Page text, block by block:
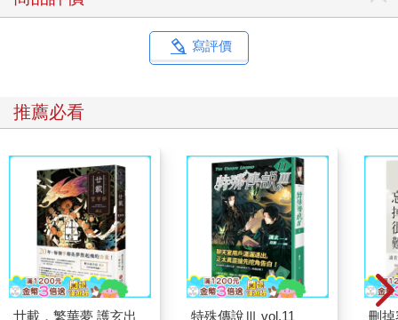
寫評價
推薦必看
廿載．繁華夢 護玄出 特殊傳說Ⅲ vol.11 刪